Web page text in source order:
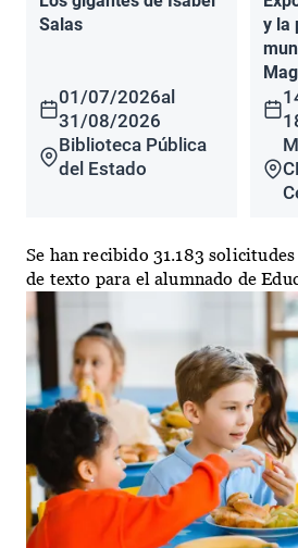
Salas
01/07/2026al
31/08/2026
Biblioteca Pública
del Estado
y la
Se han recibido 31.183
de texto para el alumnado de